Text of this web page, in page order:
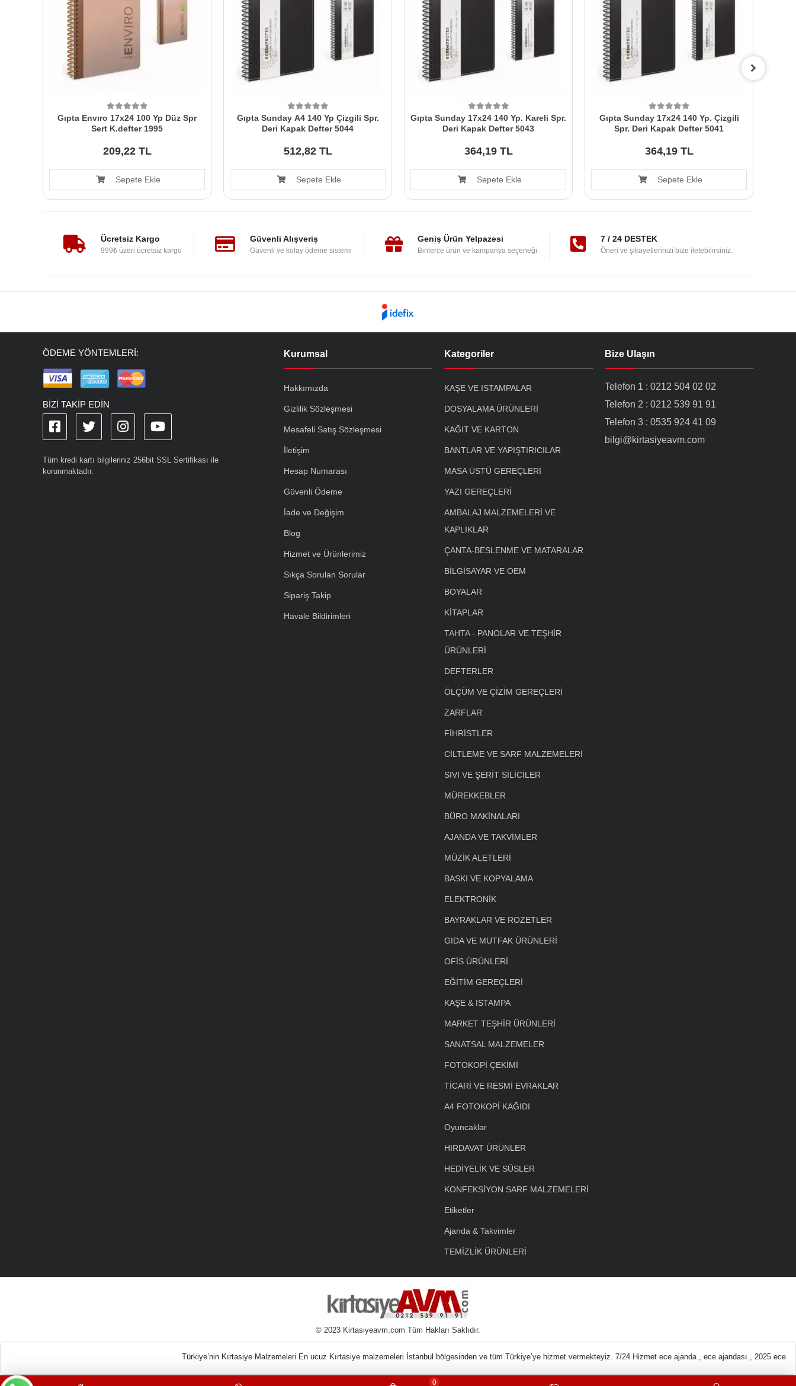
Gıpta Envıro 17x24 100 Yp Düz Spr
Sert K.defter 1995
209,22 TL
Sepete Ekle
Gıpta Sunday A4 140 Yp Çizgili Spr.
Deri Kapak Defter 5044
512,82 TL
Sepete Ekle
Gıpta Sunday 17x24 140 Yp. Kareli Spr.
Deri Kapak Defter 5043
364,19 TL
Sepete Ekle
Gıpta Sunday 17x24 140 Yp. Çizgili
Spr. Deri Kapak Defter 5041
364,19 TL
Sepete Ekle
Ücretsiz Kargo
999₺ üzeri ücretsiz kargo
Güvenli Alışveriş
Güvenli ve kolay ödeme sistemi
Geniş Ürün Yelpazesi
Binlerce ürün ve kampanya seçeneği
7 / 24 DESTEK
Öneri ve şikayetlerinizi bize iletebilirsiniz.
ÖDEME YÖNTEMLERİ:
BİZİ TAKİP EDİN
Tüm kredi kartı bilgileriniz 256bit SSL Sertifikası ile
korunmaktadır.
Kurumsal
Hakkımızda
Gizlilik Sözleşmesi
Mesafeli Satış Sözleşmesi
İletişim
Hesap Numarası
Güvenli Ödeme
İade ve Değişim
Blog
Hizmet ve Ürünlerimiz
Sıkça Sorulan Sorular
Sipariş Takip
Havale Bildirimleri
Kategoriler
KAŞE VE ISTAMPALAR
DOSYALAMA ÜRÜNLERİ
KAĞIT VE KARTON
BANTLAR VE YAPIŞTIRICILAR
MASA ÜSTÜ GEREÇLERİ
YAZI GEREÇLERİ
AMBALAJ MALZEMELERİ VE
KAPLIKLAR
ÇANTA-BESLENME VE MATARALAR
BİLGİSAYAR VE OEM
BOYALAR
KİTAPLAR
TAHTA - PANOLAR VE TEŞHİR
ÜRÜNLERİ
DEFTERLER
ÖLÇÜM VE ÇİZİM GEREÇLERİ
ZARFLAR
FİHRİSTLER
CİLTLEME VE SARF MALZEMELERİ
SIVI VE ŞERİT SİLİCİLER
MÜREKKEBLER
BÜRO MAKİNALARI
AJANDA VE TAKVİMLER
MÜZİK ALETLERİ
BASKI VE KOPYALAMA
ELEKTRONİK
BAYRAKLAR VE ROZETLER
GIDA VE MUTFAK ÜRÜNLERİ
OFİS ÜRÜNLERİ
EĞİTİM GEREÇLERİ
KAŞE & ISTAMPA
MARKET TEŞHİR ÜRÜNLERİ
SANATSAL MALZEMELER
FOTOKOPİ ÇEKİMİ
TİCARİ VE RESMİ EVRAKLAR
A4 FOTOKOPİ KAĞIDI
Oyuncaklar
HIRDAVAT ÜRÜNLER
HEDİYELİK VE SÜSLER
KONFEKSİYON SARF MALZEMELERİ
Etiketler
Ajanda & Takvimler
TEMİZLİK ÜRÜNLERİ
Bize Ulaşın
Telefon 1 : 0212 504 02 02
Telefon 2 : 0212 539 91 91
Telefon 3 : 0535 924 41 09
bilgi@kirtasiyeavm.com
© 2023 Kirtasiyeavm.com Tüm Hakları Saklıdır.
Türkiye’nin Kırtasiye Malzemeleri En ucuz
0